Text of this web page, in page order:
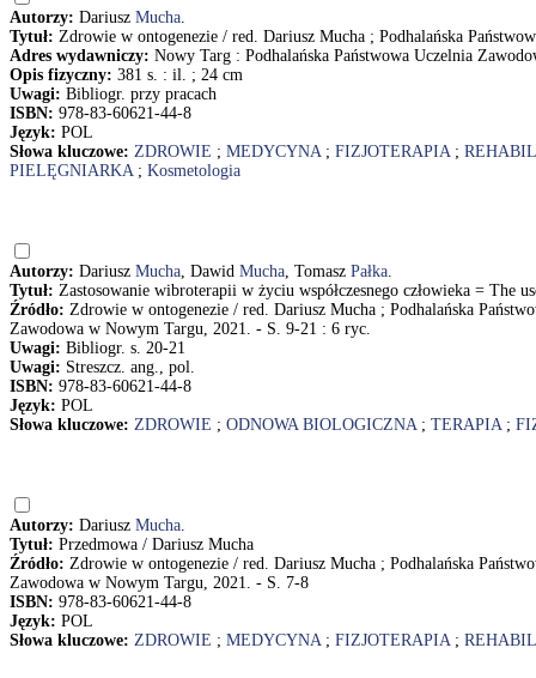
Autorzy: Dariusz Mucha.
Tytuł: Zdrowie w ontogenezie / red. Dariusz Mucha ; Podhalańska
Adres wydawniczy: Nowy Targ : Podhalańska Państwowa Uczelnia
Opis fizyczny: 381 s. : il. ; 24 cm
Uwagi: Bibliogr. przy pracach
ISBN: 978-83-60621-44-8
Język: POL
Słowa kluczowe: ZDROWIE ; MEDYCYNA; FIZJOTERAPIA;
PIELĘGNIARKA; Kosmetologia
Autorzy: Dariusz Mucha, Dawid Mucha, Tomasz Pałka.
Tytuł: Zastosowanie wibroterapii w życiu współczesnego człowieka =
Źródło: Zdrowie w ontogenezie / red. Dariusz Mucha ; Podhalańska
Zawodowa w Nowym Targu, 2021. - S. 9-21 : 6 ryc.
Uwagi: Bibliogr. s. 20-21
Uwagi: Streszcz. ang., pol.
ISBN: 978-83-60621-44-8
Język: POL
Słowa kluczowe: ZDROWIE ; ODNOWA BIOLOGICZNA; TERAPIA;
Autorzy: Dariusz Mucha.
Tytuł: Przedmowa / Dariusz Mucha
Źródło: Zdrowie w ontogenezie / red. Dariusz Mucha ; Podhalańska
Zawodowa w Nowym Targu, 2021. - S. 7-8
ISBN: 978-83-60621-44-8
Język: POL
Słowa kluczowe: ZDROWIE ; MEDYCYNA; FIZJOTERAPIA;